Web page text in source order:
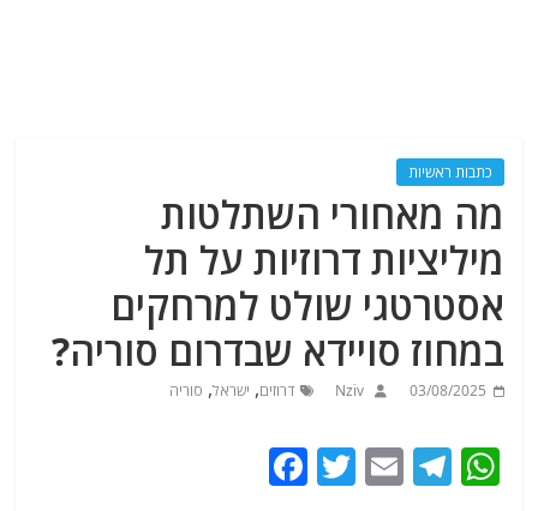
כתבות ראשיות
מה מאחורי השתלטות
מיליציות דרוזיות על תל
אסטרטגי שולט למרחקים
במחוז סויידא שבדרום סוריה?
03/08/2025
Nziv דרוזים, ישראל, סוריה
W
T
E
T